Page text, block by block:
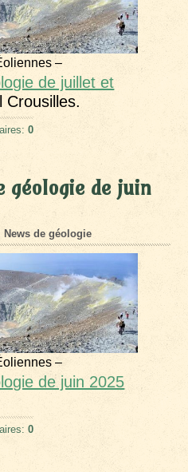
–
de juillet et
Crousilles.
0
géologie de juin
News de géologie
–
de juin 2025
0